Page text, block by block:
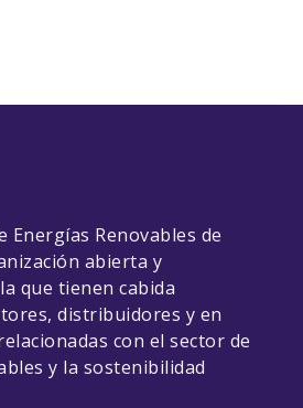
Energías Renovables de
abierta y
que tienen cabida
distribuidores y en
con el sector de
y la sostenibilidad